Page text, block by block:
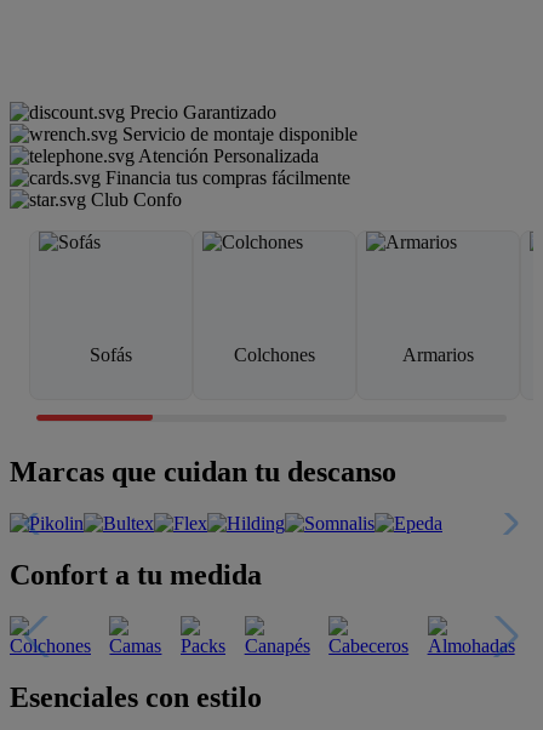
Precio Garantizado
Servicio de montaje disponible
Atención Personalizada
Financia tus compras fácilmente
Club Confo
Sofás Colchones Armarios
Marcas que cuidan tu descanso
Confort a tu medida
Esenciales con estilo